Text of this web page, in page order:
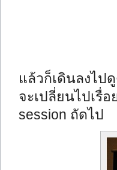
แล้วก็เดินลงไป
จะเปลี่ยนไปเรื่
session ถัดไป